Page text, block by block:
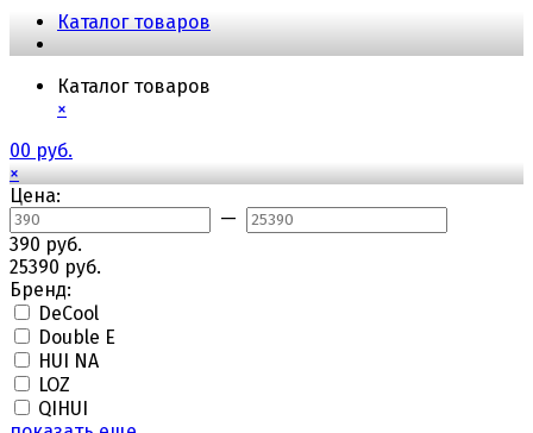
Каталог товаров
Каталог товаров
×
00 руб.
×
Цена:
—
390 руб.
25390 руб.
Бренд:
DeCool
Double E
HUI NA
LOZ
QIHUI